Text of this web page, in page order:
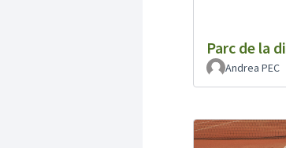
Parc de la
Andrea PEC